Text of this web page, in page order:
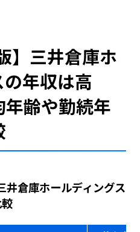
】三井倉庫ホ
年収は高
齢や勤続年
井倉庫ホールディングス